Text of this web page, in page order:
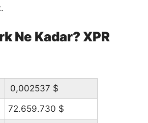
Ne Kadar? XPR
0,002537 $
72.659.730 $